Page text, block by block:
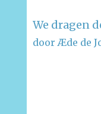
We dragen
door Æde de